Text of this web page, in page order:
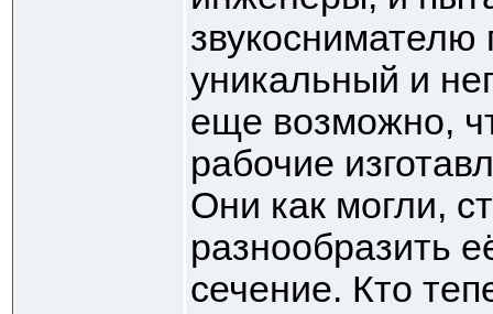
звукоснимателю
уникальный и
еще возможно,
рабочие
Они как могли,
разнообразить
сечение. Кто